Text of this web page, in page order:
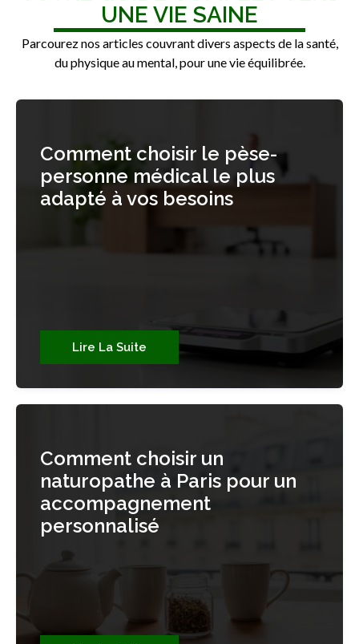
UNE VIE SAINE
Parcourez nos articles couvrant divers aspects de la santé,
du physique au mental, pour une vie équilibrée.
Comment choisir le pèse-
personne médical le plus
adapté à vos besoins
Lire La Suite
Comment choisir un
naturopathe à Paris pour un
accompagnement
personnalisé